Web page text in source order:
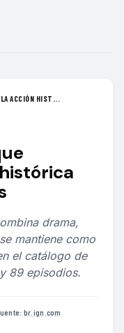
LA ACCIÓN HIST...
drama,
mantiene como
el catálogo de
89 episodios.
br.ign.com